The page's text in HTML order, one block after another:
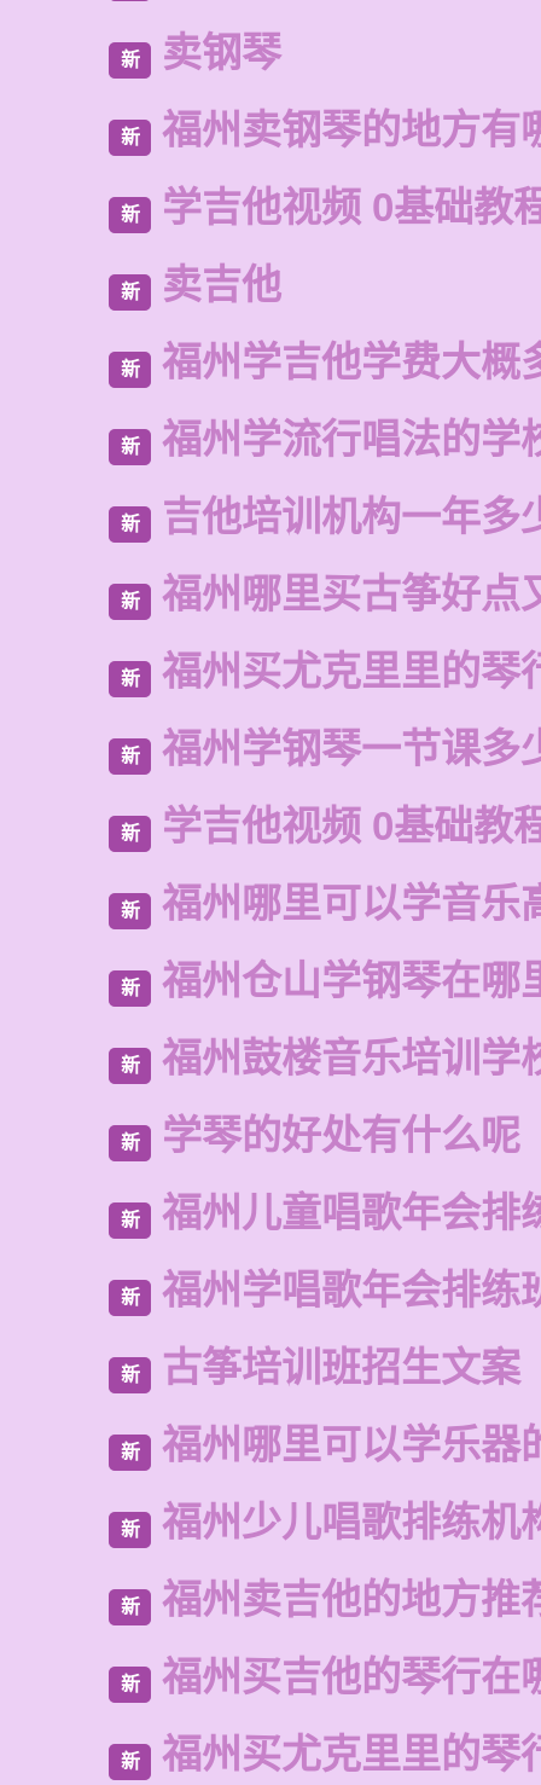
新 卖钢琴
新 福州卖钢琴的地方有
新 学吉他视频 0基础教
新 卖吉他
新 福州学吉他学费大概
新 福州学流行唱法的学
新 吉他培训机构一年多
新 福州哪里买古筝好点
新 福州买尤克里里的琴
新 福州学钢琴一节课多
新 学吉他视频 0基础教
新 福州哪里可以学音乐
新 福州仓山学钢琴在哪
新 福州鼓楼音乐培训学
新 学琴的好处有什么呢
新 福州儿童唱歌年会排
新 福州学唱歌年会排练
新 古筝培训班招生文案
新 福州哪里可以学乐器
新 福州少儿唱歌排练机
新 福州卖吉他的地方推
新 福州买吉他的琴行在
新 福州买尤克里里的琴